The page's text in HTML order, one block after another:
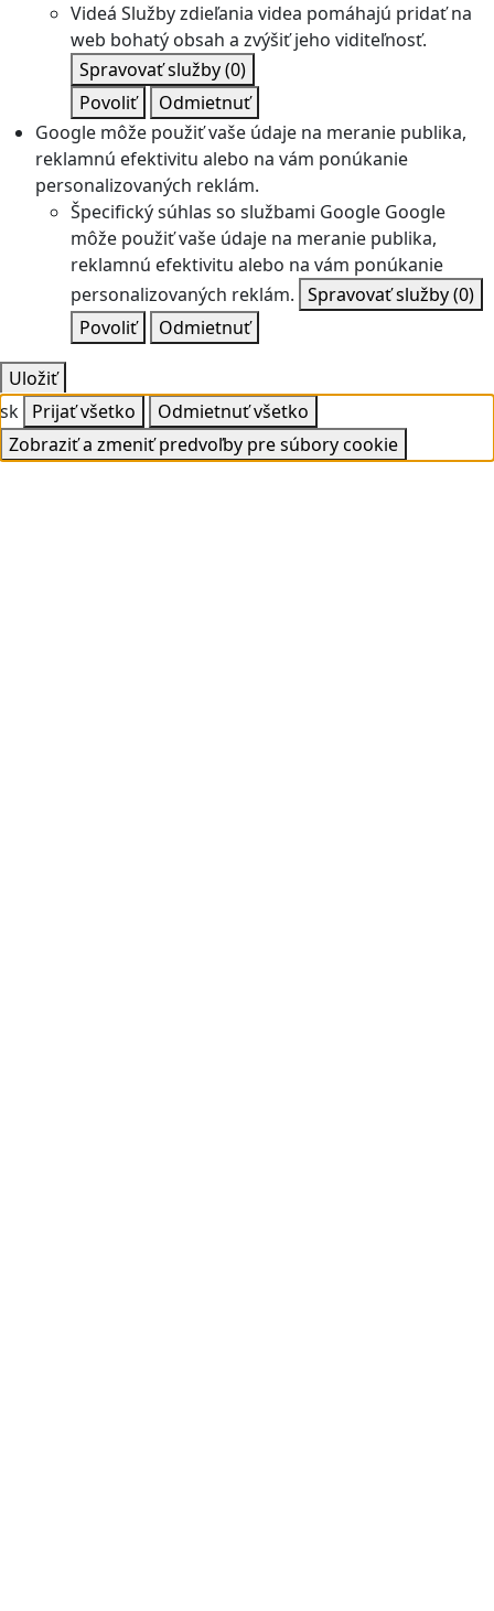
Videá Služby zdieľania videa pomáhajú pridať na
web bohatý obsah a zvýšiť jeho viditeľnosť.
Spravovať služby(0)
Povoliť
Odmietnuť
Google môže použiť vaše údaje na meranie publika,
reklamnú efektivitu alebo na vám ponúkanie
personalizovaných reklám.
Špecifický súhlas so službami Google Google
môže použiť vaše údaje na meranie publika,
reklamnú efektivitu alebo na vám ponúkanie
personalizovaných reklám. Spravovať služby(0)
Povoliť
Odmietnuť
Uložiť
sk Prijať všetko
Odmietnuť všetko
Zobraziť a zmeniť predvoľby pre súbory cookie